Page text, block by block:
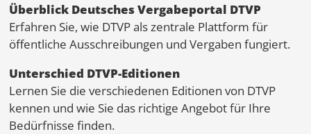
Überblick Deutsches Vergabeportal DTVP
Erfahren Sie, wie DTVP als zentrale Plattform für
öffentliche Ausschreibungen und Vergaben fungiert.
Unterschied DTVP-Editionen
Lernen Sie die verschiedenen Editionen von DTVP
kennen und wie Sie das richtige Angebot für Ihre
Bedürfnisse finden.